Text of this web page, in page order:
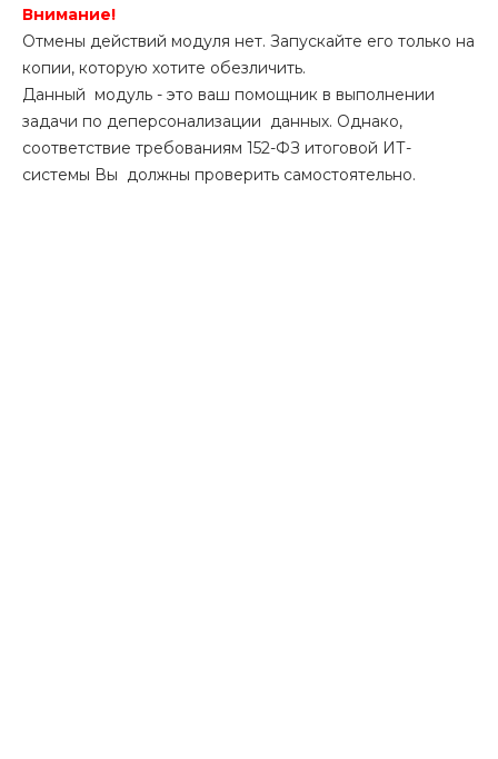
Внимание!
Отмены действий модуля нет. Запускайте его только на
копии, которую хотите обезличить.
Данный модуль - это ваш помощник в выполнении
задачи по деперсонализации данных. Однако,
соответствие требованиям 152-ФЗ итоговой ИТ-
системы Вы должны проверить самостоятельно.